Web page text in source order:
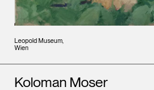
Leopold Museum,
Wien
Künstler*innen
Koloman Moser